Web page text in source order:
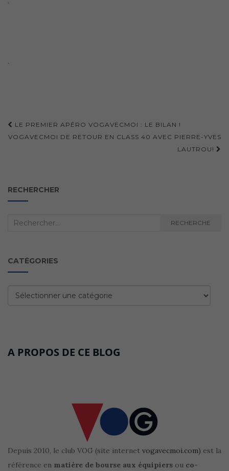
`
`
Navigation
d'article
LE PREMIER APÉRO VOGAVECMOI : LE BILAN !
VOGAVECMOI DE RETOUR EN CLASS 40 AVEC PIERRE-YVES
LAUTROU!
RECHERCHER
Recherche
RECHERCHE
CATÉGORIES
Catégories
A PROPOS DE CE BLOG
Depuis 2010, le club VOG (site internet vogavecmoi.com) est la
référence en matière de bourse aux équipiers ou co-